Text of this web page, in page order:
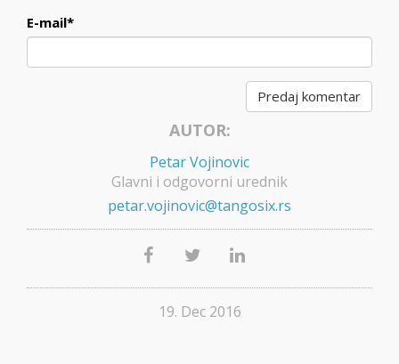
E-mail*
AUTOR:
Petar Vojinovic
Glavni i odgovorni urednik
petar.vojinovic@tangosix.rs
19. Dec 2016